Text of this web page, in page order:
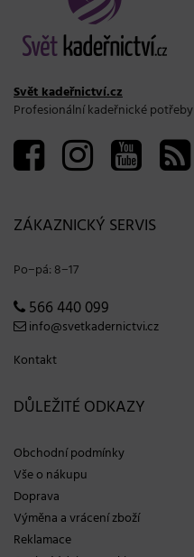
Svět kadeřnictví.cz
Profesionální kadeřnické potřeby
ZÁKAZNICKÝ SERVIS
Po−pá: 8−17
566 440 099
info@svetkadernictvi.cz
Kontakt
DŮLEŽITÉ ODKAZY
Obchodní podmínky
Vše o nákupu
Doprava
Výměna a vrácení zboží
Reklamace